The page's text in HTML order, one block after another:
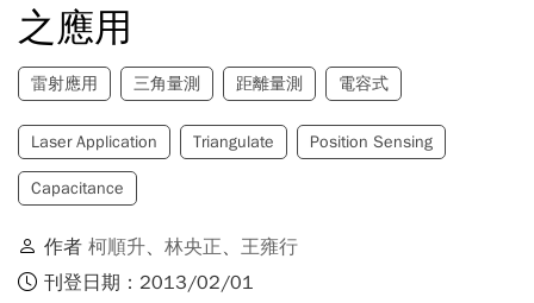
之應用
雷射應用 三角量測 距離量測 電容式
Laser Application Triangulate Position Sensing
Capacitance
作者 柯順升、 林央正、 王雍行
刊登日期：2013/02/01